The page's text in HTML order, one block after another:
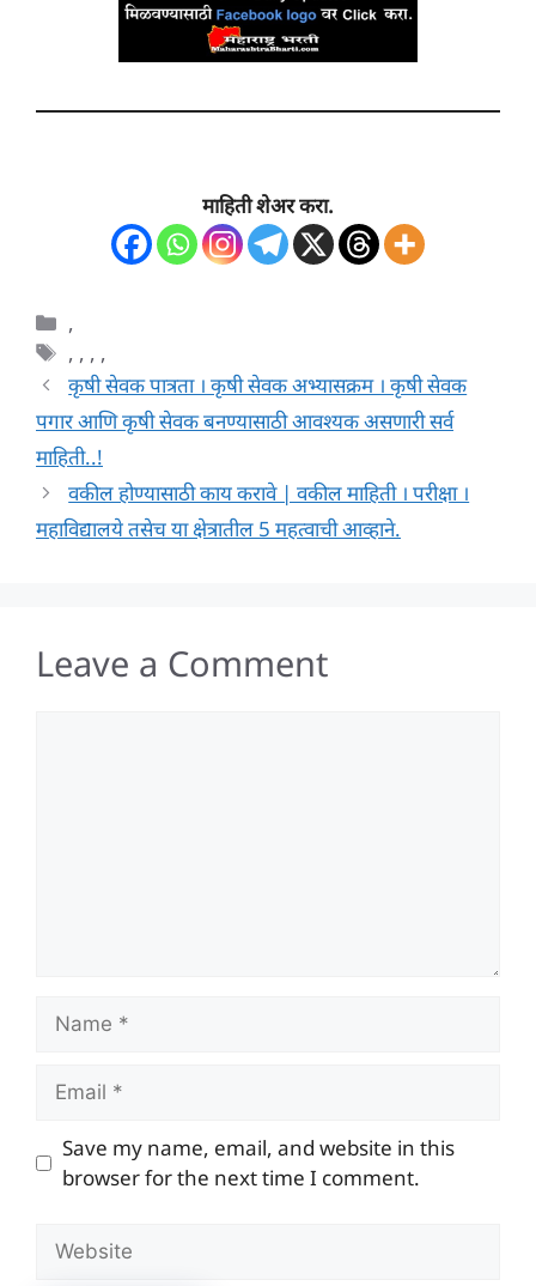
माहिती शेअर करा.
Categories
,
Tags
, , , ,
कृषी सेवक पात्रता । कृषी सेवक अभ्यासक्रम । कृषी सेवक
पगार आणि कृषी सेवक बनण्यासाठी आवश्यक असणारी सर्व
माहिती..!
वकील होण्यासाठी काय करावे | वकील माहिती । परीक्षा ।
महाविद्यालये तसेच या क्षेत्रातील 5 महत्वाची आव्हाने.
Leave a Comment
Name
Email
Save my name, email, and website in this
browser for the next time I comment.
Website